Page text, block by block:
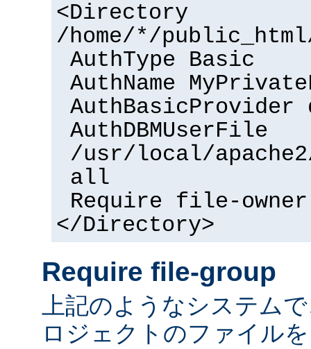
<Directory
/home/*/
AuthType Basic
AuthName
AuthBasicProvider
AuthDBMUserFile
/usr/local/
all
Require file-owner
</Directory>
Require file-group
上記のようなシステム
ロジェクトのファイルを